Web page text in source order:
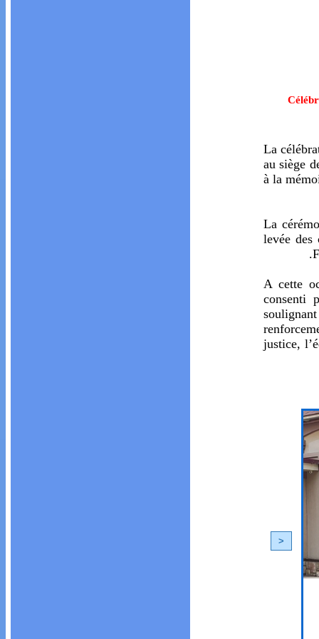
La
au siège
à la
La
levée des
A cette
consenti
justice,
<